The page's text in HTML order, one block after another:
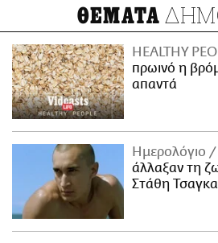
ΘΕΜΑΤΑ
HEALTHY
πρωινό η
απαντά
Ημερολόγιο
άλλαξαν τη
Στάθη